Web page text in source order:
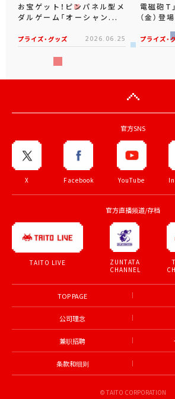
お宝ゲット！ピンパネル型メ
ダルゲーム「オーシャン...
プライズ・グッズ 2026.06.25
電磁砲T
（金）登場
プライズ・
官方SNS
X Facebook YouTube
官方直播频道/存档
TAITO LIVE
ZUNTATA
CHANNEL
TOP PAGE
公司理念
兼职招聘
条款和细则
© TAITO CORPORATION